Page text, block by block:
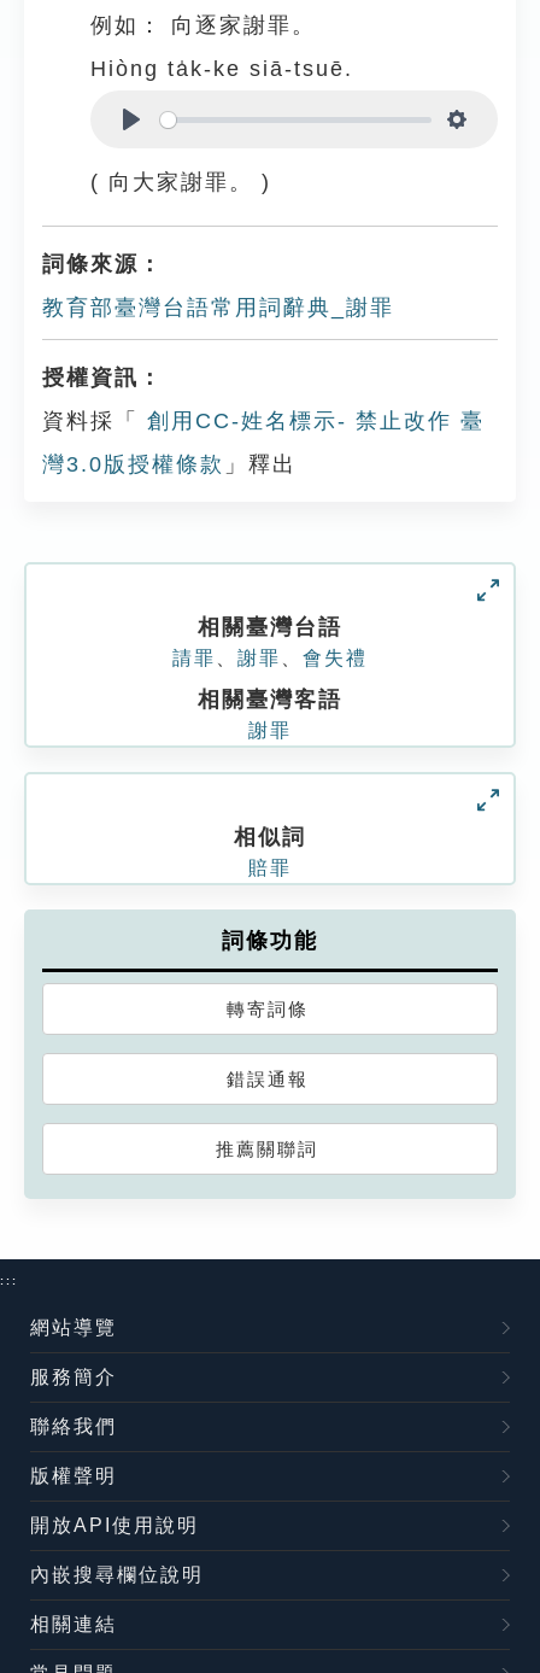
例如：
向逐家謝罪。
Hiòng ta̍k-ke siā-tsuē.
( 向大家謝罪。 )
詞條來源：
教育部臺灣台語常用詞辭典_謝罪
授權資訊：
資料採「
創用CC-姓名標示- 禁止改作 臺
灣3.0版授權條款 」釋出
相關臺灣台語
請罪 謝罪 會失禮
相關臺灣客語
謝罪
相似詞
賠罪
詞條功能
轉寄詞條
錯誤通報
推薦關聯詞
:::
網站導覽
服務簡介
聯絡我們
版權聲明
開放API使用說明
內嵌搜尋欄位說明
相關連結